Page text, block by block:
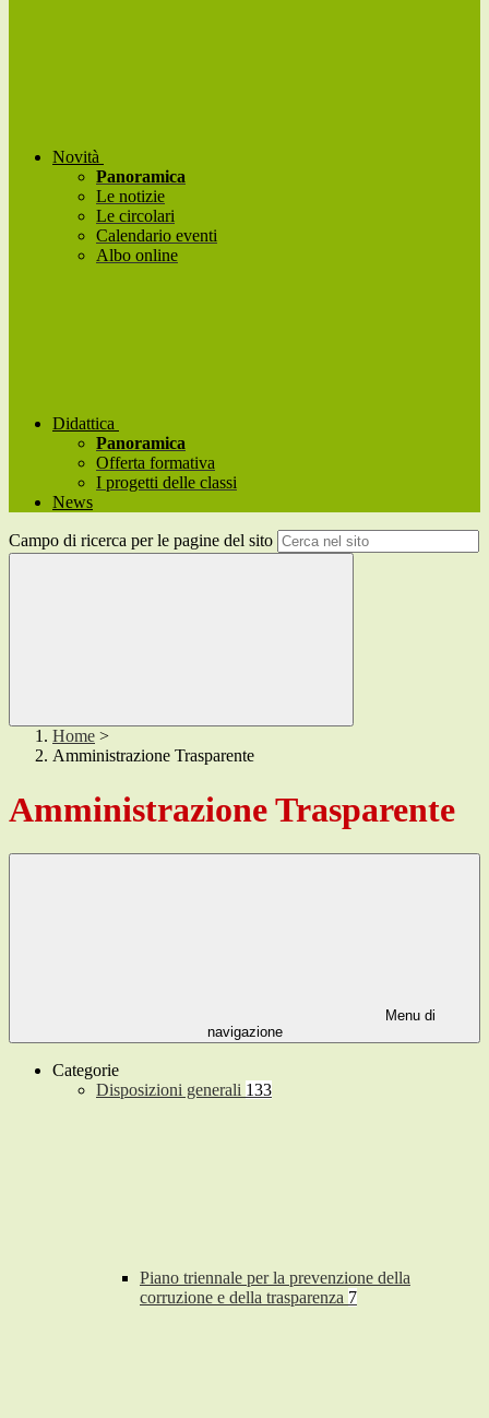
Novità
Panoramica
Le notizie
Le circolari
Calendario eventi
Albo online
Didattica
Panoramica
Offerta formativa
I progetti delle classi
News
Campo di ricerca per le pagine del sito
Home >
Amministrazione Trasparente
Amministrazione Trasparente
Menu di
navigazione
Categorie
Disposizioni generali 133
Piano triennale per la prevenzione della
corruzione e della trasparenza 7